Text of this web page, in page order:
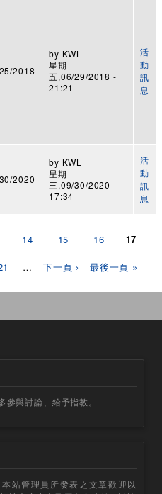
2018
by KWL
星期
五,06/29/2018 -
21:21
活
動
訊
息
2020
by KWL
星期
三,09/30/2020 -
17:34
活
動
訊
息
14 15 16 17
… 下一頁 › 最後一頁 »
與討論、給予指教。
站管理員所發表之文章歡迎以